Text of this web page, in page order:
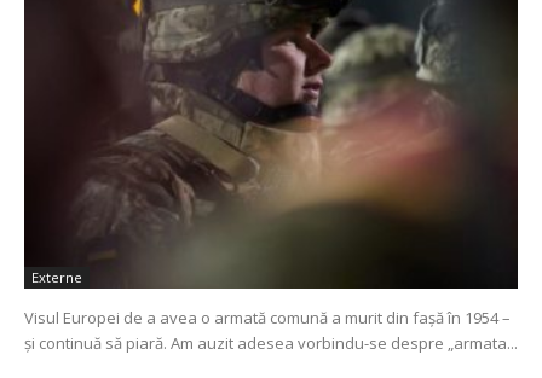
Externe
Visul Europei de a avea o armată comună a murit din fașă în 1954 –
și continuă să piară. Am auzit adesea vorbindu-se despre „armata...